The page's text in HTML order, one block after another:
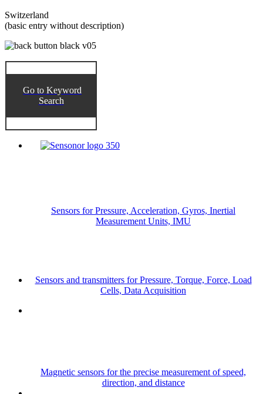
Switzerland
(basic entry without description)
Go to Keyword
Search
Sensors for Pressure, Acceleration, Gyros, Inertial
Measurement Units, IMU
Sensors and transmitters for Pressure, Torque, Force, Load
Cells, Data Acquisition
Magnetic sensors for the precise measurement of speed,
direction, and distance